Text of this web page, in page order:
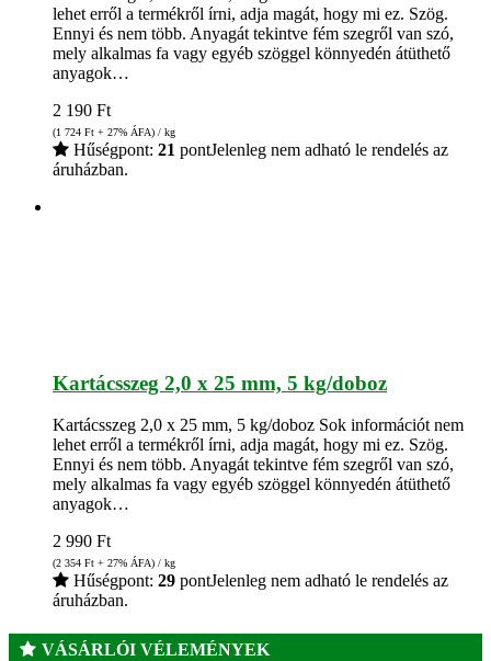
lehet erről a termékről írni, adja magát, hogy mi ez. Szög.
Ennyi és nem több. Anyagát tekintve fém szegről van szó,
mely alkalmas fa vagy egyéb szöggel könnyedén átüthető
anyagok…
2 190 Ft
(1 724 Ft + 27% ÁFA) / kg
Hűségpont: 21 pontJelenleg nem adható le rendelés az
áruházban.
Kartácsszeg 2,0 x 25 mm, 5 kg/doboz
Kartácsszeg 2,0 x 25 mm, 5 kg/doboz Sok információt nem
lehet erről a termékről írni, adja magát, hogy mi ez. Szög.
Ennyi és nem több. Anyagát tekintve fém szegről van szó,
mely alkalmas fa vagy egyéb szöggel könnyedén átüthető
anyagok…
2 990 Ft
(2 354 Ft + 27% ÁFA) / kg
Hűségpont: 29 pontJelenleg nem adható le rendelés az
áruházban.
VÁSÁRLÓI VÉLEMÉNYEK